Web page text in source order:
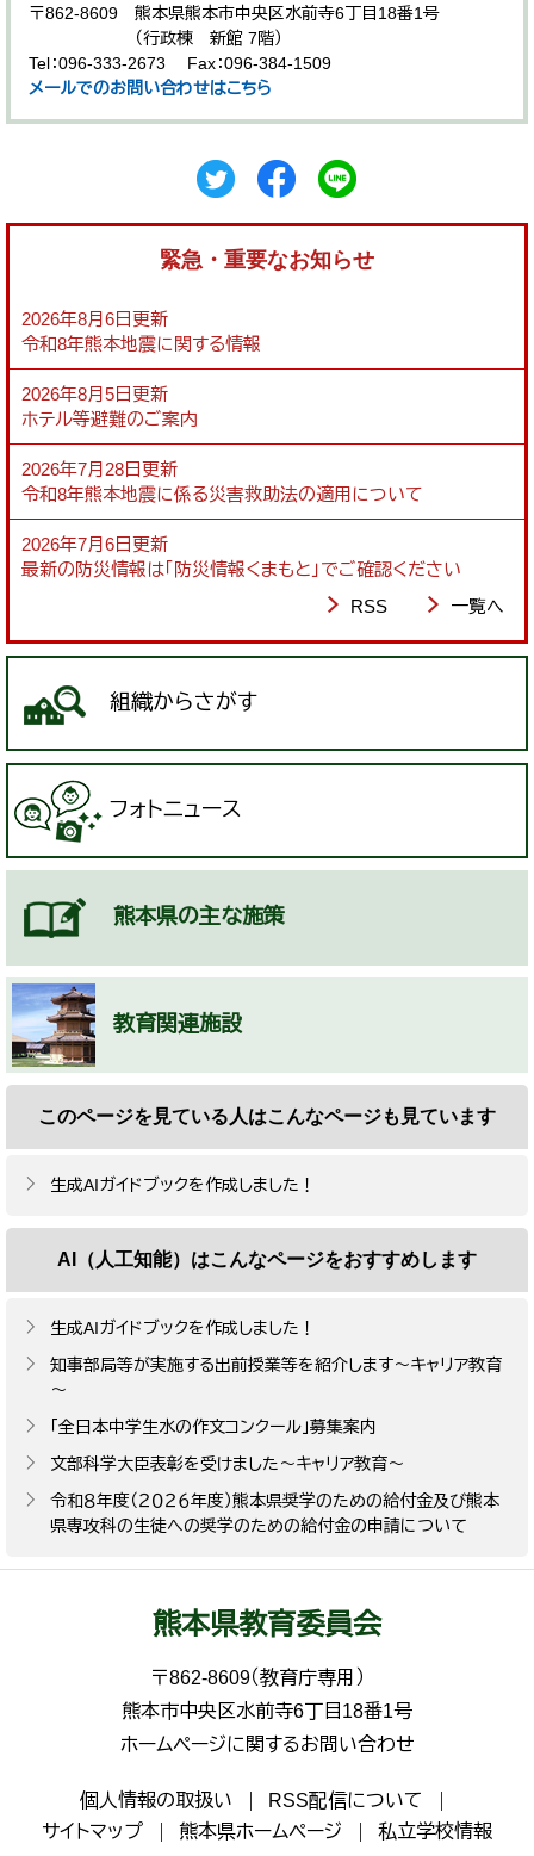
〒862-8609
熊本県熊本市中央区水前寺6丁目18番1号
（行政棟 新館 7階）
Tel：096-333-2673
Fax：096-384-1509
メールでのお問い合わせはこちら
緊急・重要なお知らせ
2026年8月6日更新
令和8年熊本地震に関する情報
2026年8月5日更新
ホテル等避難のご案内
2026年7月28日更新
令和8年熊本地震に係る災害救助法の適用について
2026年7月6日更新
最新の防災情報は「防災情報くまもと」でご確認ください
RSS
一覧へ
組織からさがす
フォトニュース
熊本県の主な施策
教育関連施設
このページを見ている人はこんなページも見ています
生成AIガイドブックを作成しました！
AI（人工知能）はこんなページをおすすめします
生成AIガイドブックを作成しました！
知事部局等が実施する出前授業等を紹介します～キャリア教育
～
「全日本中学生水の作文コンクール」募集案内
文部科学大臣表彰を受けました～キャリア教育～
令和８年度（２０２６年度）熊本県奨学のための給付金及び熊本
県専攻科の生徒への奨学のための給付金の申請について
熊本県教育委員会
〒862-8609（教育庁専用）
熊本市中央区水前寺6丁目18番1号
ホームページに関するお問い合わせ
個人情報の取扱い
RSS配信について
サイトマップ
熊本県ホームページ 私立学校情報